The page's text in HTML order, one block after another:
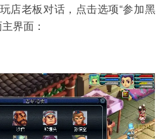
老板对话，点击选项“参加黑
界面：